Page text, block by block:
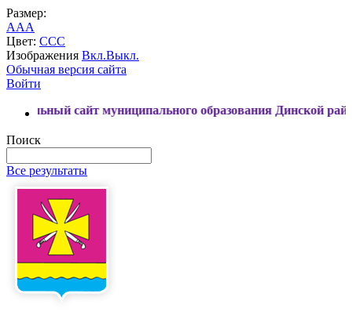
Размер:
AAA
Цвет: CCC
Изображения Вкл.Выкл.
Обычная версия сайта
Войти
муниципального образования Динской район
Поиск
Все результаты